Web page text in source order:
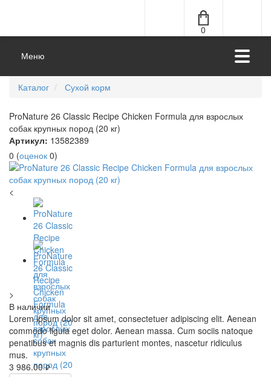
0
Меню
Каталог Сухой корм
ProNature 26 Classic Recipe Chicken Formula для взрослых
собак крупных пород (20 кг)
Артикул: 13582389
0 (оценок 0)
<
>
В наличии
Lorem ipsum dolor sit amet, consectetuer adipiscing elit. Aenean
commodo ligula eget dolor. Aenean massa. Cum sociis natoque
penatibus et magnis dis parturient montes, nascetur ridiculus
mus.
3 986.00руб.